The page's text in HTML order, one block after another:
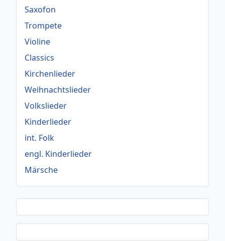
Saxofon
Trompete
Violine
Classics
Kirchenlieder
Weihnachtslieder
Volkslieder
Kinderlieder
int. Folk
engl. Kinderlieder
Märsche